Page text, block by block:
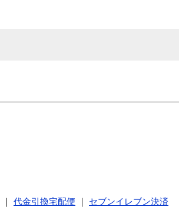
代金引換宅配便
セブンイレブン決済